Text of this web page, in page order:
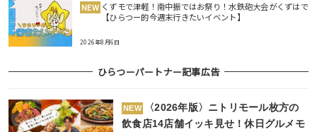
NEW くずモで津軽！南中振ではお祭り！水鉄砲大会がくずはで
【ひらつー的今週末行きたいイベント】
2026年8月6日
ひらつーパートナー記事広告
NEW
〈2026年版〉ニトリモール枚方の
飲食店14店舗イッキ見せ！休日グルメモ